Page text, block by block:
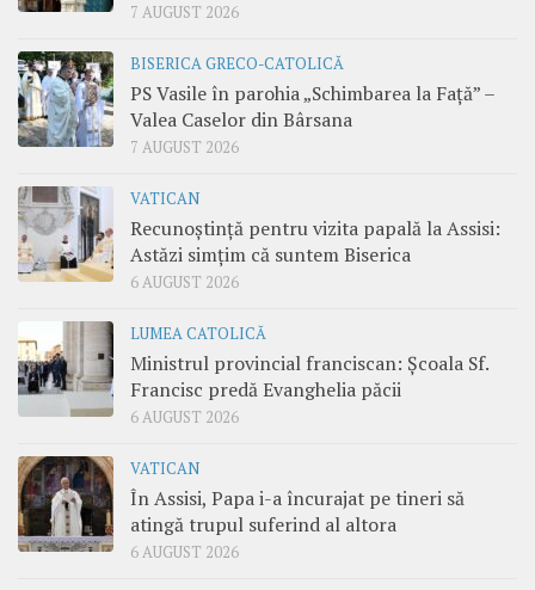
7 AUGUST 2026
BISERICA GRECO-CATOLICĂ
PS Vasile în parohia „Schimbarea la Față” –
Valea Caselor din Bârsana
7 AUGUST 2026
VATICAN
Recunoștință pentru vizita papală la Assisi:
Astăzi simțim că suntem Biserica
6 AUGUST 2026
LUMEA CATOLICĂ
Ministrul provincial franciscan: Școala Sf.
Francisc predă Evanghelia păcii
6 AUGUST 2026
VATICAN
În Assisi, Papa i-a încurajat pe tineri să
atingă trupul suferind al altora
6 AUGUST 2026